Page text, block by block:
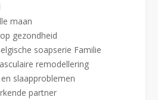
maan
gezondheid
soapserie Familie
remodellering
slaapproblemen
partner